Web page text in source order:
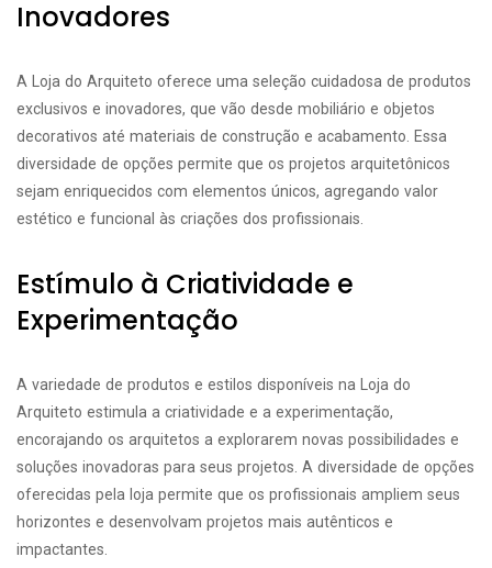
Inovadores
A Loja do Arquiteto oferece uma seleção cuidadosa de produtos
exclusivos e inovadores, que vão desde mobiliário e objetos
decorativos até materiais de construção e acabamento. Essa
diversidade de opções permite que os projetos arquitetônicos
sejam enriquecidos com elementos únicos, agregando valor
estético e funcional às criações dos profissionais.
Estímulo à Criatividade e
Experimentação
A variedade de produtos e estilos disponíveis na Loja do
Arquiteto estimula a criatividade e a experimentação,
encorajando os arquitetos a explorarem novas possibilidades e
soluções inovadoras para seus projetos. A diversidade de opções
oferecidas pela loja permite que os profissionais ampliem seus
horizontes e desenvolvam projetos mais autênticos e
impactantes.